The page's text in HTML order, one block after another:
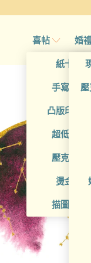
喜帖
紙卡喜帖
手寫風喜
凸版印刷
超低價喜
壓克力喜
燙金喜帖
描圖紙喜
婚